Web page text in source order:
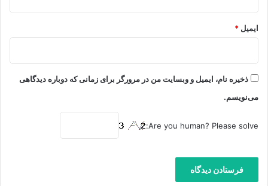
ایمیل *
ذخیره نام، ایمیل و وبسایت من در مرورگر برای زمانی که دوباره دیدگاهی
می‌نویسم.
Are you human? Please solve: